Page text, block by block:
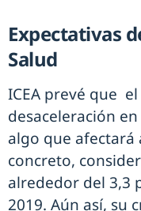
Expectativas
Salud
ICEA prevé que
desaceleración
algo que afectará
concreto,
alrededor del 3,3
2019. Aún así, su